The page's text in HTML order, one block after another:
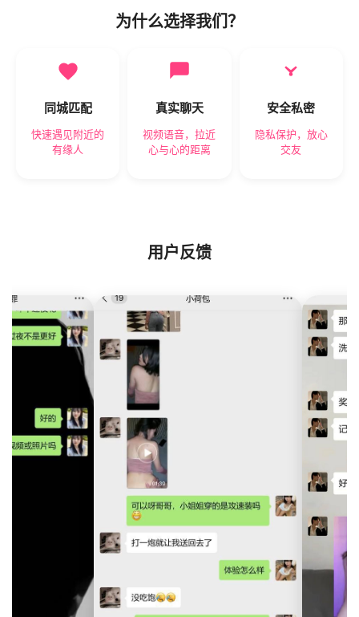
为什么选择我们？
同城匹配
快速遇见附近的
有缘人
真实聊天
视频语音，拉近
心与心的距离
安全私密
隐私保护，放心
交友
用户反馈